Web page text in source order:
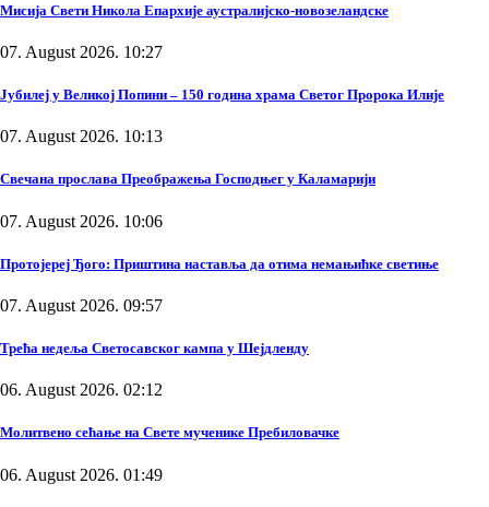
Мисија Свети Никола Епархије аустралијско-новозеландске
07. August 2026. 10:27
Јубилеј у Великој Попини – 150 година храма Светог Пророка Илије
07. August 2026. 10:13
Свечана прослава Преображења Господњег у Каламарији
07. August 2026. 10:06
Протојереј Ђого: Приштина наставља да отима немањићке светиње
07. August 2026. 09:57
Трећа недеља Светосавског кампа у Шејдленду
06. August 2026. 02:12
Молитвено сећање на Свете мученике Пребиловачке
06. August 2026. 01:49